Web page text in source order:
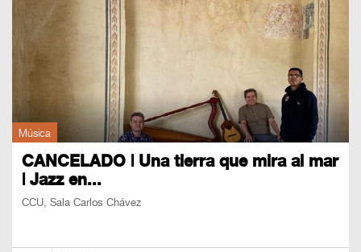
Música
CANCELADO | Una tierra que mira al mar
| Jazz en...
CCU, Sala Carlos Chávez